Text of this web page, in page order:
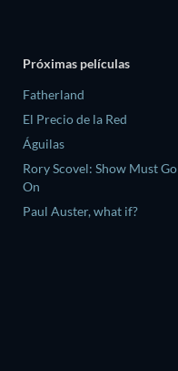
Próximas películas
Fatherland
El Precio de la Red
Águilas
Rory Scovel: Show Must Go
On
Paul Auster, what if?